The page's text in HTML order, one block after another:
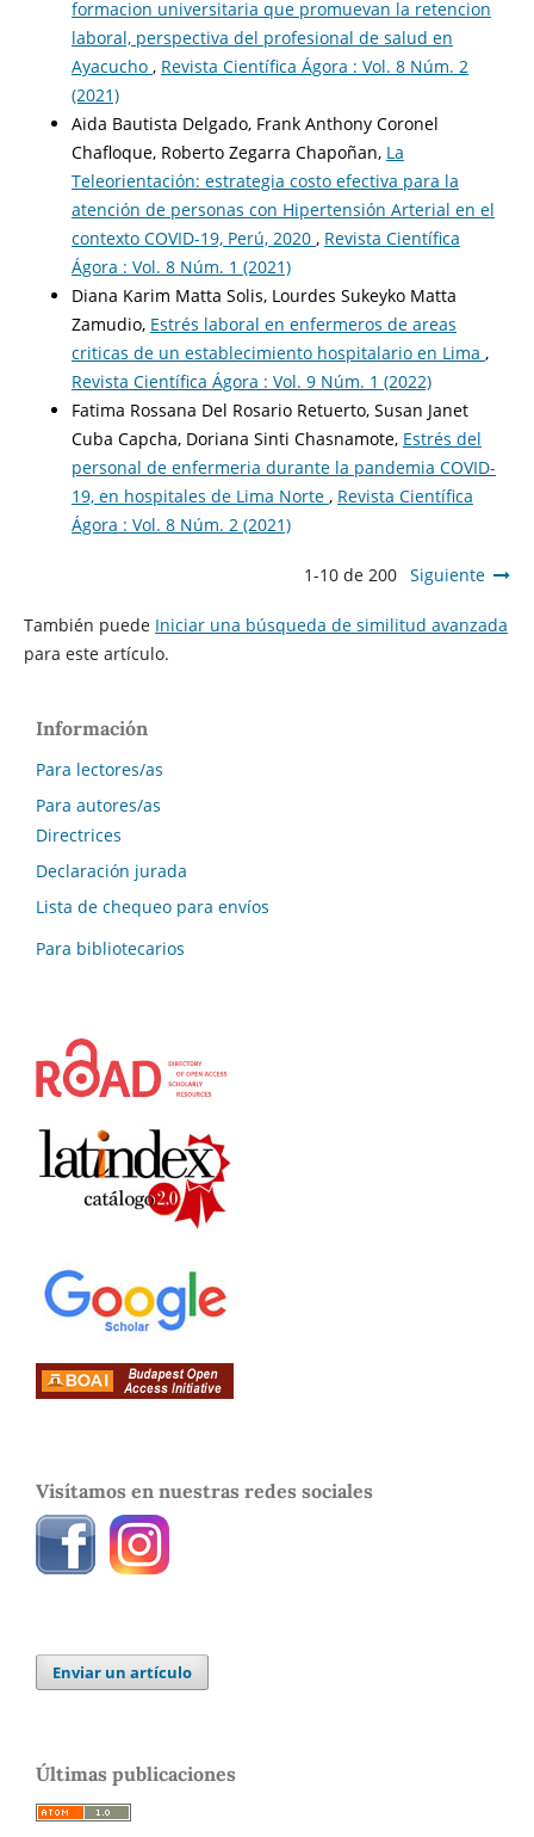
formacion universitaria que promuevan la retencion
laboral, perspectiva del profesional de salud en
Ayacucho , Revista Científica Ágora : Vol. 8 Núm. 2
(2021)
Aida Bautista Delgado, Frank Anthony Coronel
Chafloque, Roberto Zegarra Chapoñan, La
Teleorientación: estrategia costo efectiva para la
atención de personas con Hipertensión Arterial en el
contexto COVID-19, Perú, 2020 , Revista Científica
Ágora : Vol. 8 Núm. 1 (2021)
Diana Karim Matta Solis, Lourdes Sukeyko Matta
Zamudio, Estrés laboral en enfermeros de areas
criticas de un establecimiento hospitalario en Lima ,
Revista Científica Ágora : Vol. 9 Núm. 1 (2022)
Fatima Rossana Del Rosario Retuerto, Susan Janet
Cuba Capcha, Doriana Sinti Chasnamote, Estrés del
personal de enfermeria durante la pandemia COVID-
19, en hospitales de Lima Norte , Revista Científica
Ágora : Vol. 8 Núm. 2 (2021)
1-10 de 200 Siguiente
También puede Iniciar una búsqueda de similitud avanzada
para este artículo.
Información
Para lectores/as
Para autores/as
Directrices
Declaración jurada
Lista de chequeo para envíos
Para bibliotecarios
Visítamos en nuestras redes sociales
Enviar un artículo
Últimas publicaciones